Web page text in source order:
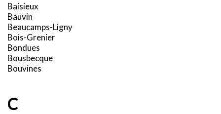
Baisieux
Bauvin
Beaucamps-Ligny
Bois-Grenier
Bondues
Bousbecque
Bouvines
C